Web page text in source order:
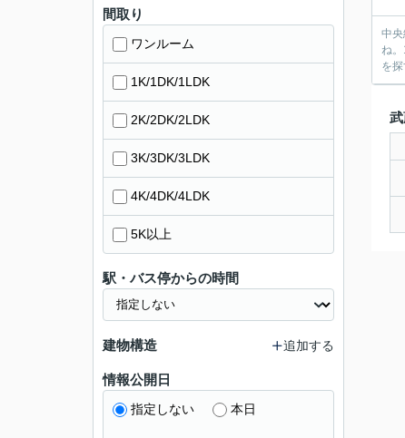
中
ね
を
間取り
ワンルーム
1K/1DK/1LDK
2K/2DK/2LDK
3K/3DK/3LDK
4K/4DK/4LDK
5K以上
駅・バス停からの時間
建物構造 追加する
情報公開日
指定しない 本日